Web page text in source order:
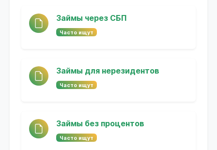
Займы через СБП
Часто ищут
Займы для нерезидентов
Часто ищут
Займы без процентов
Часто ищут